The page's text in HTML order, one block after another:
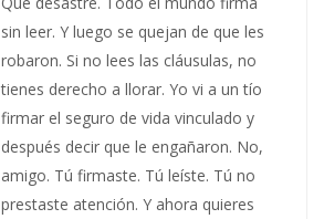
sin leer. Y luego se quejan de que les
robaron. Si no lees las cláusulas, no
tienes derecho a llorar. Yo vi a un tío
firmar el seguro de vida vinculado y
después decir que le engañaron. No,
amigo. Tú firmaste. Tú leíste. Tú no
prestaste atención. Y ahora quieres